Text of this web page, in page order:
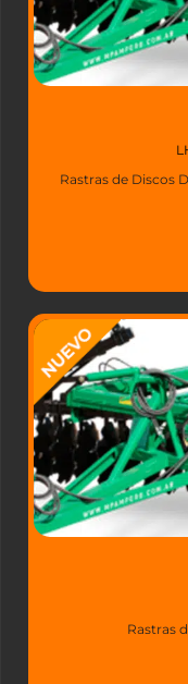
Rastras de Discos
Rastras